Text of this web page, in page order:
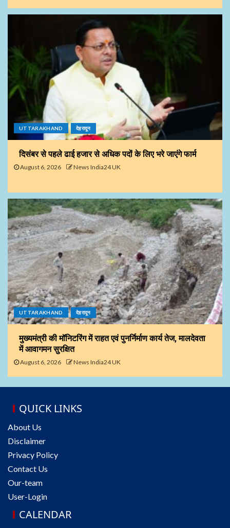
UTTARAKHAND देहरादून
दिसंबर से पहले ढाई हजार से अधिक पदों के लिए भरे जाएंगे फार्म
August 6, 2026 News India24 UK
UTTARAKHAND देहरादून
मुख्यमंत्री की मॉनिटरिंग में राहत एवं पुनर्निर्माण कार्य तेज, मालदेवता
में आवागमन सुरक्षित
August 6, 2026 News India24 UK
QUICK LINKS
About Us
Disclaimer
Privacy Policy
Contact Us
Our-team
User-Login
CALENDAR